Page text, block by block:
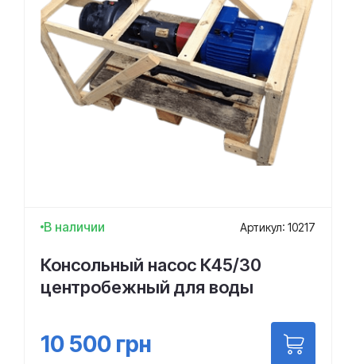
В наличии Артикул: 10217
Консольный насос К45/30
центробежный для воды
10 500 грн